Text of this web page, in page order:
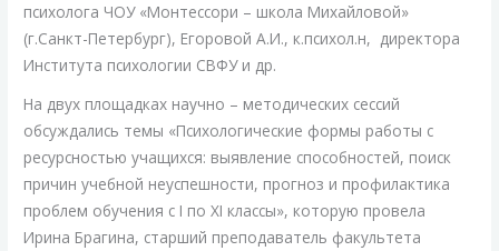
психолога ЧОУ «Монтессори – школа Михайловой»
(г.Санкт-Петербург), Егоровой А.И., к.психол.н, директора
Института психологии СВФУ и др.
На двух площадках научно – методических сессий
обсуждались темы «Психологические формы работы с
ресурсностью учащихся: выявление способностей, поиск
причин учебной неуспешности, прогноз и профилактика
проблем обучения с I по XI классы», которую провела
Ирина Брагина, старший преподаватель факультета